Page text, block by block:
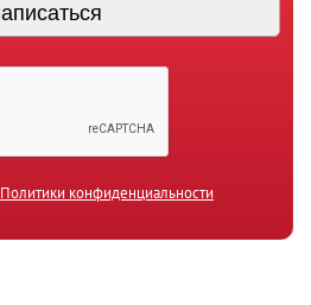
Политики конфиденциальности